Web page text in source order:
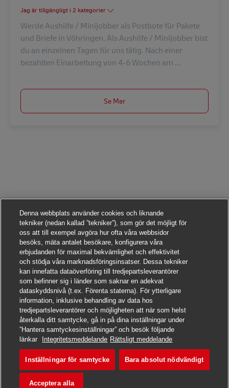
Sök det här jobbet
Spara jobb Postbote – Minijob /
Jag är tillgängligt i 2 kategorier
Werde Aushilfe / Minijobber als Postbote für Pakete
und Briefe in Vöhringen. Als Aushilfe / Minijobber bist
du an einzelnen Tagen für uns tätig. Nach einer
bezahlten Einarbeitung von 4-6 Wochen am ...
Se Mer
Denna webbplats använder cookies och liknande
tekniker (nedan kallad ”tekniker”), som gör det möjligt för
oss att till exempel avgöra hur ofta våra webbsidor
besöks, mäta antalet besökare, konfigurera våra
erbjudanden för maximal bekvämlighet och effektivitet
och stödja våra marknadsföringsinsatser. Dessa tekniker
kan innefatta dataöverföring till tredjepartsleverantörer
som befinner sig i länder som saknar en adekvat
dataskyddsnivå (t.ex. Förenta staterna). För ytterligare
information, inklusive behandling av data hos
tredjepartsleverantörer och möjligheten att när som helst
återkalla ditt samtycke, gå in på dina inställningar under
”Hantera samtyckesinställningar” och besök följande
länkar
Integritetsmeddelande Rättsligt meddelande
Inställningar för samtycke Bara absolut nödvändigt
Acceptera alla